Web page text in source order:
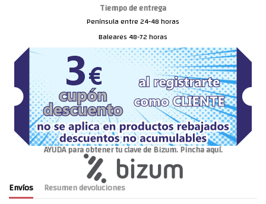
Tiempo de entrega
Península entre 24-48 horas
Baleares 48-72 horas
AYUDA para obtener tu clave de Bizum. Pincha aquí.
Envíos Resumen devoluciones